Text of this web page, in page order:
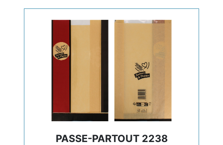
PASSE-PARTOUT 2238